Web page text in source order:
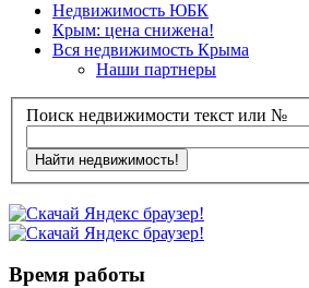
Недвижимость ЮБК
Крым: цена снижена!
Вся недвижимость Крыма
Наши партнеры
Поиск недвижимости текст или №
Время работы